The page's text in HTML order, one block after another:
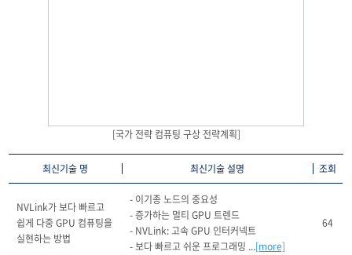
[국가 전략 컴퓨팅 구상 전략계획]
최신기술 명 최신기술 설명 조회
NVLink가 보다 빠르고
쉽게 다중 GPU 컴퓨팅을
실현하는 방법
- 이기종 노드의 중요성
- 증가하는 멀티 GPU 트렌드
- NVLink: 고속 GPU 인터커넥트
- 보다 빠르고 쉬운 프로그래밍 ...[more]
64